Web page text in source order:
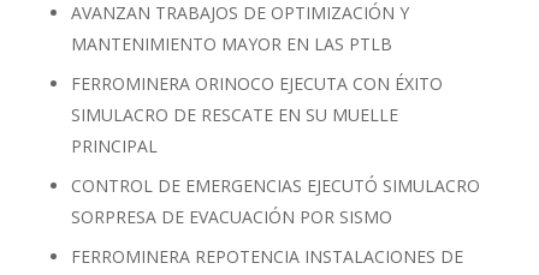
AVANZAN TRABAJOS DE OPTIMIZACIÓN Y
MANTENIMIENTO MAYOR EN LAS PTLB
FERROMINERA ORINOCO EJECUTA CON ÉXITO
SIMULACRO DE RESCATE EN SU MUELLE
PRINCIPAL
CONTROL DE EMERGENCIAS EJECUTÓ SIMULACRO
SORPRESA DE EVACUACIÓN POR SISMO
FERROMINERA REPOTENCIA INSTALACIONES DE